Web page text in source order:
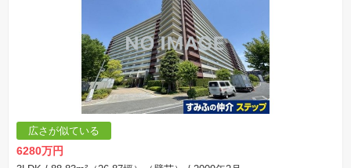
広さが似ている
6280万円